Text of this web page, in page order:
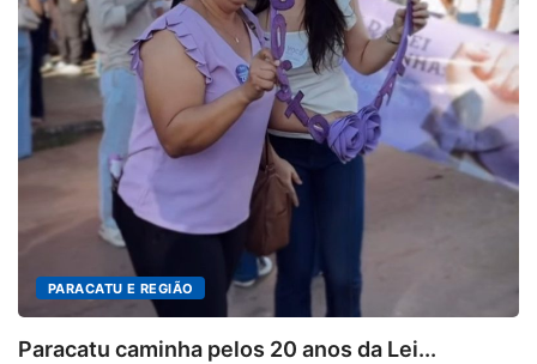
PARACATU E REGIÃO
Paracatu caminha pelos 20 anos da Lei...